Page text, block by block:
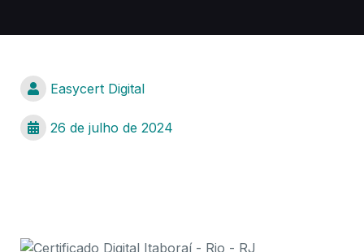
Easycert Digital
26 de julho de 2024